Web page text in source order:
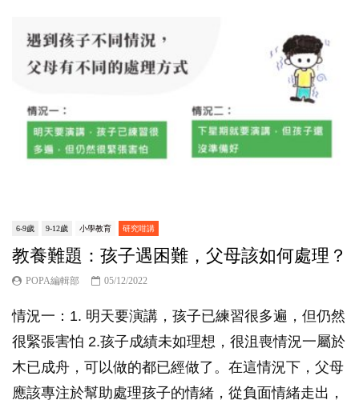
6-9歲 9-12歲 小學教育 研究咁講
教養難題：孩子遇困難，父母該如何處理？
POPA編輯部 05/12/2022
情況一：1. 明天要演講，孩子已練習很多遍，但仍然
很緊張害怕 2.孩子成績未如理想，很沮喪情況一屬於
木已成舟，可以做的都已經做了。在這情況下，父母
應該專注於幫助處理孩子的情緒，從負面情緒走出，